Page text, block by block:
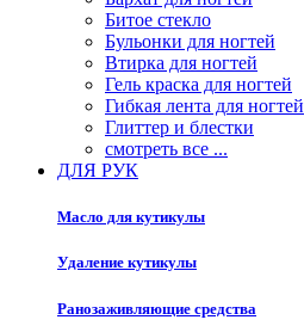
Битое стекло
Бульонки для ногтей
Втирка для ногтей
Гель краска для ногтей
Гибкая лента для ногтей
Глиттер и блестки
смотреть все ...
ДЛЯ РУК
Масло для кутикулы
Удаление кутикулы
Ранозаживляющие средства